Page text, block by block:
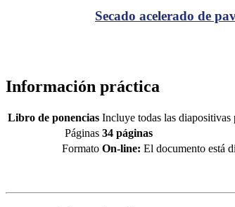
Secado acelerado de
Información práctica
Libro de ponencias Incluye todas las diapositivas
Páginas 34 páginas
Formato On-line: El documento está